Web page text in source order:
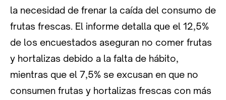
la necesidad de frenar la caída del consumo de
frutas frescas. El informe detalla que el 12,5%
de los encuestados aseguran no comer frutas
y hortalizas debido a la falta de hábito,
mientras que el 7,5% se excusan en que no
consumen frutas y hortalizas frescas con más